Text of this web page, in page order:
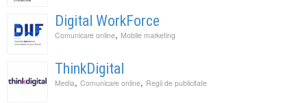
Digital WorkForce
Comunicare online, Mobile marketing
ThinkDigital
Media, Comunicare online, Regii de publicitate